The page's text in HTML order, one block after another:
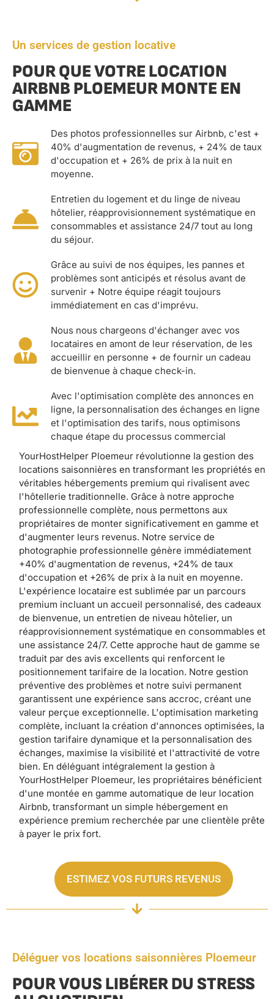
Un services de gestion locative
POUR QUE VOTRE LOCATION
AIRBNB PLOEMEUR MONTE EN
GAMME
Des photos professionnelles sur Airbnb, c'est +
40% d'augmentation de revenus, + 24% de taux
d'occupation et + 26% de prix à la nuit en
moyenne.
Entretien du logement et du linge de niveau
hôtelier, réapprovisionnement systématique en
consommables et assistance 24/7 tout au long
du séjour.
Grâce au suivi de nos équipes, les pannes et
problèmes sont anticipés et résolus avant de
survenir + Notre équipe réagit toujours
immédiatement en cas d'imprévu.
Nous nous chargeons d'échanger avec vos
locataires en amont de leur réservation, de les
accueillir en personne + de fournir un cadeau
de bienvenue à chaque check-in.
Avec l'optimisation complète des annonces en
ligne, la personnalisation des échanges en ligne
et l'optimisation des tarifs, nous optimisons
chaque étape du processus commercial
YourHostHelper Ploemeur révolutionne la gestion des
locations saisonnières en transformant les propriétés en
véritables hébergements premium qui rivalisent avec
l'hôtellerie traditionnelle. Grâce à notre approche
professionnelle complète, nous permettons aux
propriétaires de monter significativement en gamme et
d'augmenter leurs revenus. Notre service de
photographie professionnelle génère immédiatement
+40% d'augmentation de revenus, +24% de taux
d'occupation et +26% de prix à la nuit en moyenne.
L'expérience locataire est sublimée par un parcours
premium incluant un accueil personnalisé, des cadeaux
de bienvenue, un entretien de niveau hôtelier, un
réapprovisionnement systématique en consommables et
une assistance 24/7. Cette approche haut de gamme se
traduit par des avis excellents qui renforcent le
positionnement tarifaire de la location. Notre gestion
préventive des problèmes et notre suivi permanent
garantissent une expérience sans accroc, créant une
valeur perçue exceptionnelle. L'optimisation marketing
complète, incluant la création d'annonces optimisées, la
gestion tarifaire dynamique et la personnalisation des
échanges, maximise la visibilité et l'attractivité de votre
bien. En déléguant intégralement la gestion à
YourHostHelper Ploemeur, les propriétaires bénéficient
d'une montée en gamme automatique de leur location
Airbnb, transformant un simple hébergement en
expérience premium recherchée par une clientèle prête
à payer le prix fort.
ESTIMEZ VOS FUTURS REVENUS
Déléguer vos locations saisonnières Ploemeur
POUR VOUS LIBÉRER DU STRESS